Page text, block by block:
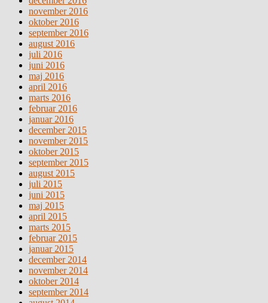
november 2016
oktober 2016
september 2016
august 2016
juli 2016
juni 2016
maj 2016
april 2016
marts 2016
februar 2016
januar 2016
december 2015
november 2015
oktober 2015
september 2015
august 2015
juli 2015
juni 2015
maj 2015
april 2015
marts 2015
februar 2015
januar 2015
december 2014
november 2014
oktober 2014
september 2014